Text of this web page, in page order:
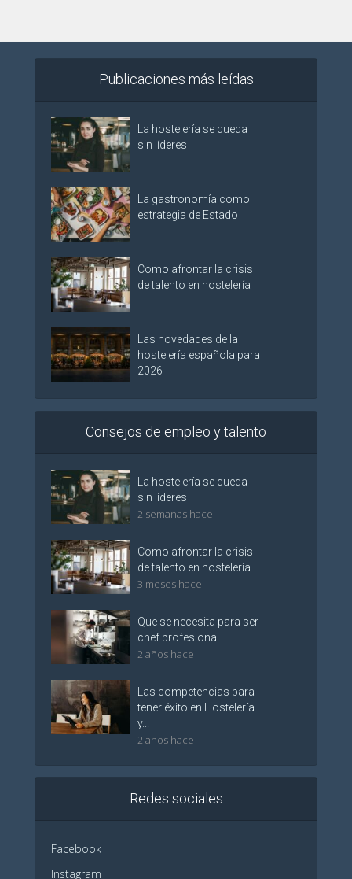
Publicaciones más leídas
La hostelería se queda
sin líderes
La gastronomía como
estrategia de Estado
Como afrontar la crisis
de talento en hostelería
Las novedades de la
hostelería española para
2026
Consejos de empleo y talento
La hostelería se queda
sin líderes
2 semanas hace
Como afrontar la crisis
de talento en hostelería
3 meses hace
Que se necesita para ser
chef profesional
2 años hace
Las competencias para
tener éxito en Hostelería
y...
2 años hace
Redes sociales
Facebook
Instagram